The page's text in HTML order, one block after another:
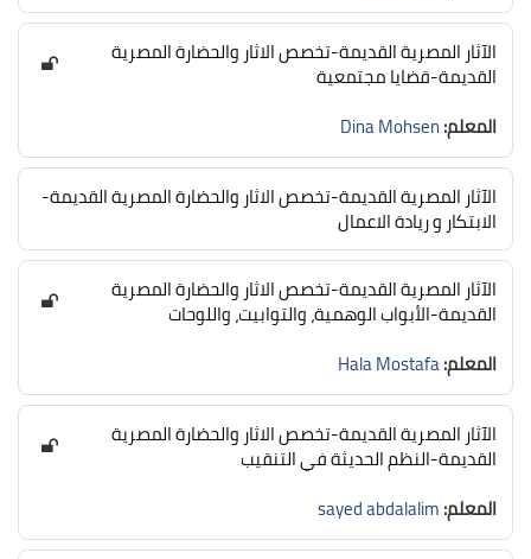
الآثار المصرية القديمة-تخصص الاثار والحضارة المصرية
القديمة-قضايا مجتمعية
المعلم:Dina Mohsen
الآثار المصرية القديمة-تخصص الاثار والحضارة المصرية القديمة-
الابتكار و ريادة الاعمال
الآثار المصرية القديمة-تخصص الاثار والحضارة المصرية
القديمة-الأبواب الوهمية، والتوابيت، واللوحات
المعلم:Hala Mostafa
الآثار المصرية القديمة-تخصص الاثار والحضارة المصرية
القديمة-النظم الحديثة في التنقيب
المعلم:sayed abdalalim